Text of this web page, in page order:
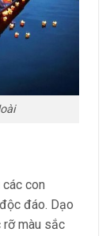
con
đáo. Dạo
rỡ màu sắc